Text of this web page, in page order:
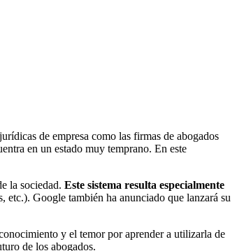
de empresa como las firmas de abogados
en un estado muy temprano. En este
la sociedad. Este sistema resulta especialmente
etc.). Google también ha anunciado que lanzará su
y el temor por aprender a utilizarla de
de los abogados.